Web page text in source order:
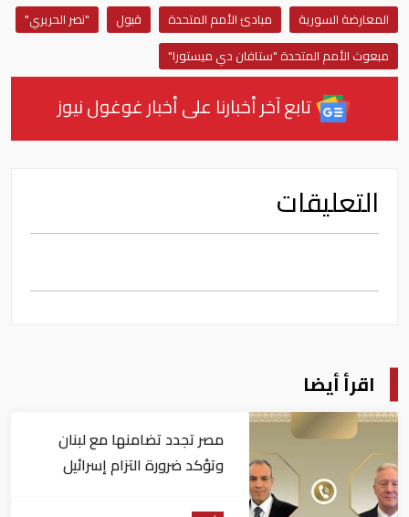
المعارضة السورية مبادئ الأمم المتحدة قبول
"نصر الحريري"
مبعوث الأمم المتحدة "ستافان دي ميستورا"
تابع آخر أخبارنا على أخبار غوغول نيوز
التعليقات
اقرأ أيضا
مصر تجدد تضامنها مع لبنان
وتؤكد ضرورة التزام إسرائيل